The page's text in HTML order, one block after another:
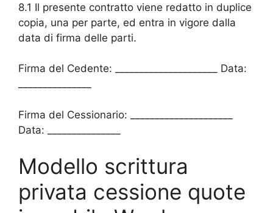
8.1 Il presente contratto viene redatto in duplice
copia, una per parte, ed entra in vigore dalla
data di firma delle parti.
Firma del Cedente: _____________________ Data:
Firma del Cessionario: _____________________
Data: _______________
Modello scrittura
privata cessione quote